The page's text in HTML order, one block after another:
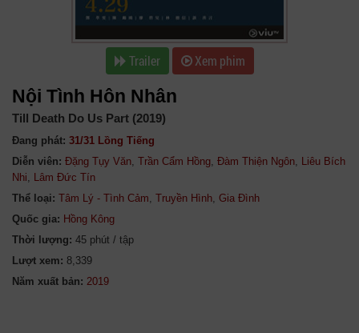
Trailer Xem phim
Nội Tình Hôn Nhân
Till Death Do Us Part (2019)
Đang phát: 31/31 Lồng Tiếng
Diễn viên: Đặng Tụy Văn, Trần Cẩm Hồng, Đàm Thiện Ngôn, Liêu Bích
Nhi, Lâm Đức Tín
Thể loại: Tâm Lý - Tình Cảm, Truyền Hình, Gia Đình
Quốc gia: Hồng Kông
Thời lượng: 45 phút / tập
Lượt xem: 8,339
Năm xuất bản: